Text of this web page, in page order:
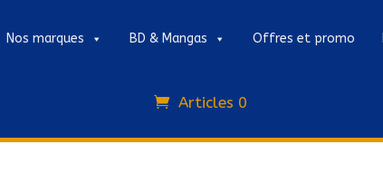
Nos marques BD & Mangas Offres et promo
Articles 0